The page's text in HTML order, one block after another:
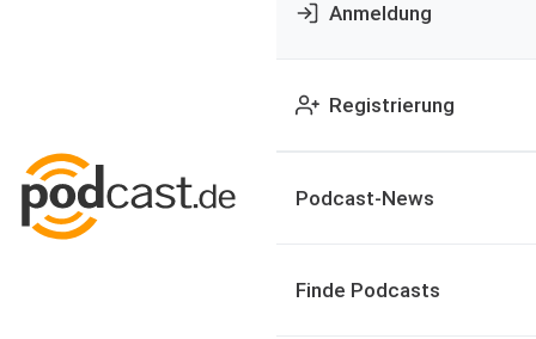
Anmeldung
Registrierung
Podcast-News
Finde Podcasts